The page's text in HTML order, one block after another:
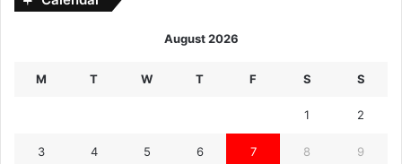
August 2026
M T W T F S S
1 2
3 4 5 6 7 8 9